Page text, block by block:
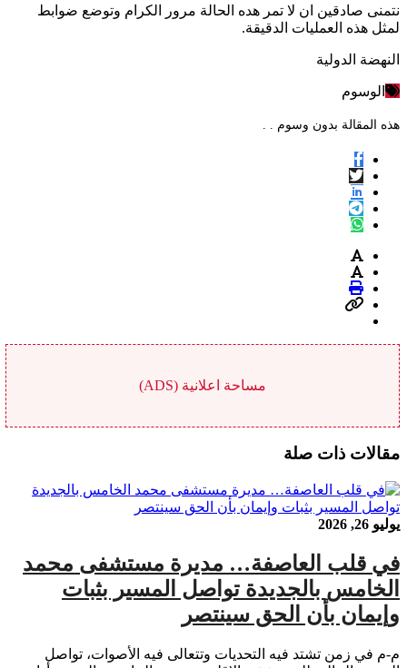
نتمنى صادقين ان لا تمر هده الحالة مرور الكرام وتوضع ضوابط
لمثل هذه العمليات الدقيقة.
النهضة الدولية
الوسوم
هذه المقالة بدون وسوم . .
مساحة اعلانية (ADS)
مقالات ذات صلة
يوليو 26, 2026
في قلب العاصفة… مديرة مستشفى محمد
الخامس بالجديدة تواصل المسير بثبات
وإيمان بأن الحق سينتصر
م-م في زمن تشتد فيه التحديات وتتعالى فيه الأصوات، تواصل